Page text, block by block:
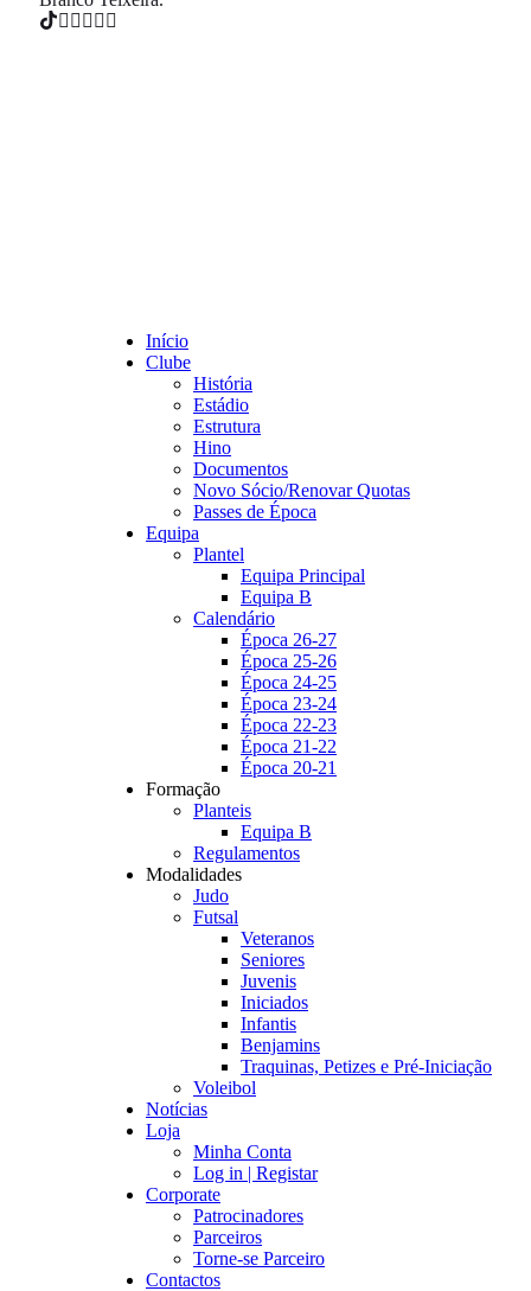
Início
Clube
História
Estádio
Estrutura
Hino
Documentos
Novo Sócio/Renovar Quotas
Passes de Época
Equipa
Plantel
Equipa Principal
Equipa B
Calendário
Época 26-27
Época 25-26
Época 24-25
Época 23-24
Época 22-23
Época 21-22
Época 20-21
Formação
Planteis
Equipa B
Regulamentos
Modalidades
Judo
Futsal
Veteranos
Seniores
Juvenis
Iniciados
Infantis
Benjamins
Traquinas, Petizes e Pré-Iniciação
Voleibol
Notícias
Loja
Minha Conta
Log in | Registar
Corporate
Patrocinadores
Parceiros
Torne-se Parceiro
Contactos